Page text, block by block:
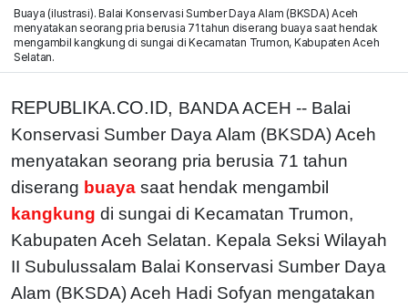
Buaya (ilustrasi). Balai Konservasi Sumber Daya Alam (BKSDA) Aceh
menyatakan seorang pria berusia 71 tahun diserang buaya saat hendak
mengambil kangkung di sungai di Kecamatan Trumon, Kabupaten Aceh
Selatan.
REPUBLIKA.CO.ID, BANDA ACEH -- Balai
Konservasi Sumber Daya Alam (BKSDA) Aceh
menyatakan seorang pria berusia 71 tahun
diserang buaya saat hendak mengambil
kangkung di sungai di Kecamatan Trumon,
Kabupaten Aceh Selatan. Kepala Seksi Wilayah
II Subulussalam Balai Konservasi Sumber Daya
Alam (BKSDA) Aceh Hadi Sofyan mengatakan